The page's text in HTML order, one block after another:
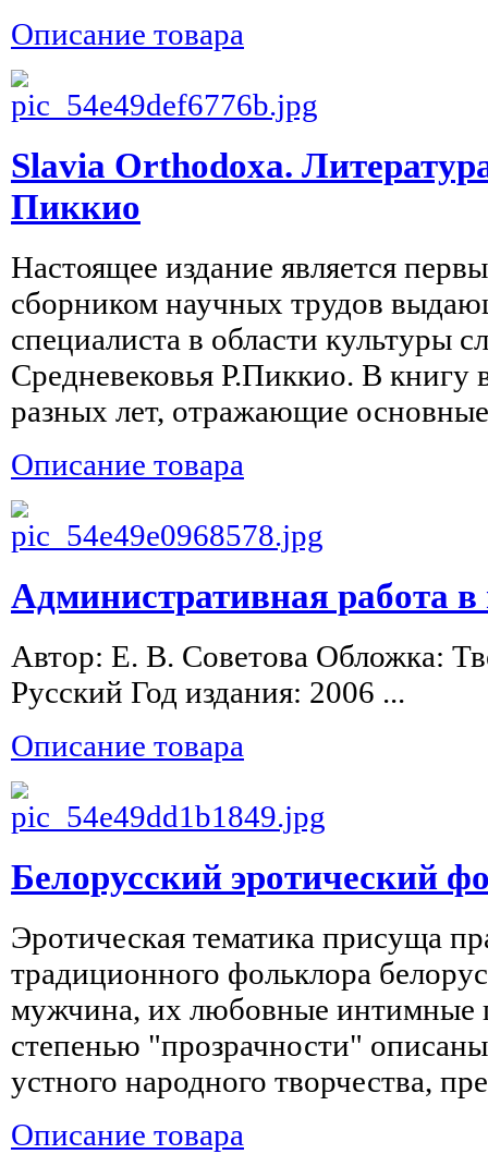
Описание товара
Slavia Orthodoxa.
Пиккио
Настоящее издание является
сборником научных трудов
специалиста в области культуры
Средневековья Р.Пиккио. В
разных лет, отражающие
Описание товара
Административная работа
Автор: Е. В. Советова Обложка:
Русский Год издания: 2006 ...
Описание товара
Белорусский эротический
Эротическая тематика присуща
традиционного фольклора
мужчина, их любовные интимные
степенью "прозрачности"
устного народного творчества,
Описание товара